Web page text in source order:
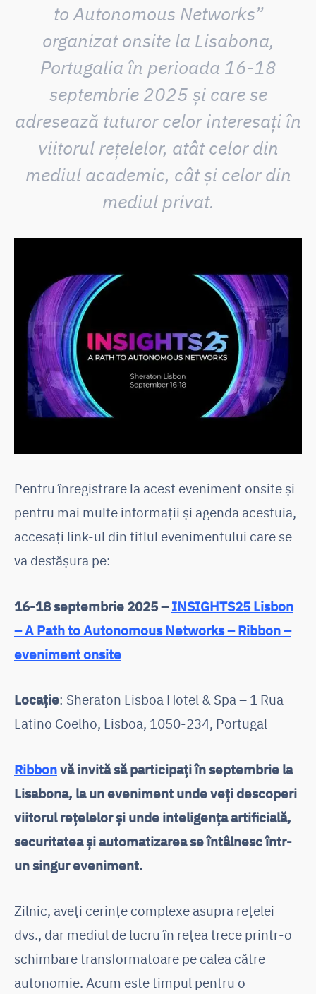
to Autonomous Networks”
organizat onsite la Lisabona,
Portugalia în perioada 16-18
septembrie 2025 și care se
adresează tuturor celor interesați în
viitorul rețelelor, atât celor din
mediul academic, cât și celor din
mediul privat.
Pentru înregistrare la acest eveniment onsite și
pentru mai multe informații și agenda acestuia,
accesați link-ul din titlul evenimentului care se
va desfășura pe:
16-18 septembrie 2025 –INSIGHTS25 Lisbon
– A Path to Autonomous Networks – Ribbon –
eveniment onsite
Locație: Sheraton Lisboa Hotel & Spa – 1 Rua
Latino Coelho, Lisboa, 1050-234, Portugal
Ribbonvă invită să participați în septembrie la
Lisabona, la un eveniment unde veți descoperi
viitorul rețelelor și unde inteligența artificială,
securitatea și automatizarea se întâlnesc într-
un singur eveniment.
Zilnic, aveți cerințe complexe asupra rețelei
dvs., dar mediul de lucru în rețea trece printr-o
schimbare transformatoare pe calea către
autonomie. Acum este timpul pentru o